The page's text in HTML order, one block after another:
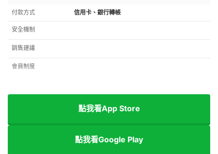
付款方式 信用卡、銀行轉帳
安全機制
銷售建議
會員制度
點我看App Store
點我看Google Play